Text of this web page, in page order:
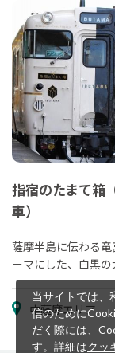
指宿のたまて箱
車）
薩摩半島に伝わる
ーマにした、白黒
の観光列車。
中薩摩エリア
当サイトでは、
信のために
だく際には、
す。詳細はクッ